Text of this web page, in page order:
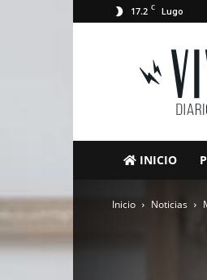
17.2 C Lugo
VivaLugo
INICIO
Inicio Noticias